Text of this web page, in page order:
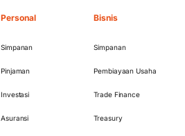
Personal
Simpanan
Pinjaman
Investasi
Asuransi
Bisnis
Simpanan
Pembiayaan Usaha
Trade Finance
Treasury